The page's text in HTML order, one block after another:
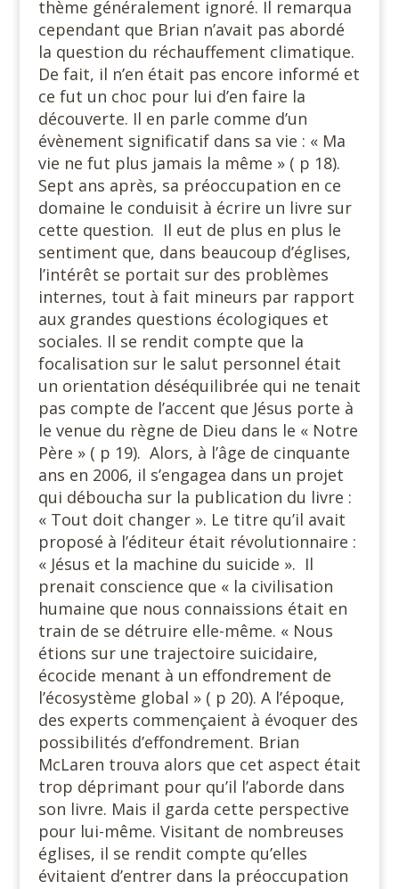
thème généralement ignoré. Il remarqua
cependant que Brian n’avait pas abordé
la question du réchauffement climatique.
De fait, il n’en était pas encore informé et
ce fut un choc pour lui d’en faire la
découverte. Il en parle comme d’un
évènement significatif dans sa vie : « Ma
vie ne fut plus jamais la même » ( p 18).
Sept ans après, sa préoccupation en ce
domaine le conduisit à écrire un livre sur
cette question. Il eut de plus en plus le
sentiment que, dans beaucoup d’églises,
l’intérêt se portait sur des problèmes
internes, tout à fait mineurs par rapport
aux grandes questions écologiques et
sociales. Il se rendit compte que la
focalisation sur le salut personnel était
un orientation déséquilibrée qui ne tenait
pas compte de l’accent que Jésus porte à
le venue du règne de Dieu dans le « Notre
Père » ( p 19). Alors, à l’âge de cinquante
ans en 2006, il s’engagea dans un projet
qui déboucha sur la publication du livre :
« Tout doit changer ». Le titre qu’il avait
proposé à l’éditeur était révolutionnaire :
« Jésus et la machine du suicide ». Il
prenait conscience que « la civilisation
humaine que nous connaissions était en
train de se détruire elle-même. « Nous
étions sur une trajectoire suicidaire,
écocide menant à un effondrement de
l’écosystème global » ( p 20). A l’époque,
des experts commençaient à évoquer des
possibilités d’effondrement. Brian
McLaren trouva alors que cet aspect était
trop déprimant pour qu’il l’aborde dans
son livre. Mais il garda cette perspective
pour lui-même. Visitant de nombreuses
églises, il se rendit compte qu’elles
évitaient d’entrer dans la préoccupation